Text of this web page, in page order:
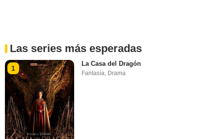
Las series más esperadas
1
La Casa del Dragón
Fantasía, Drama